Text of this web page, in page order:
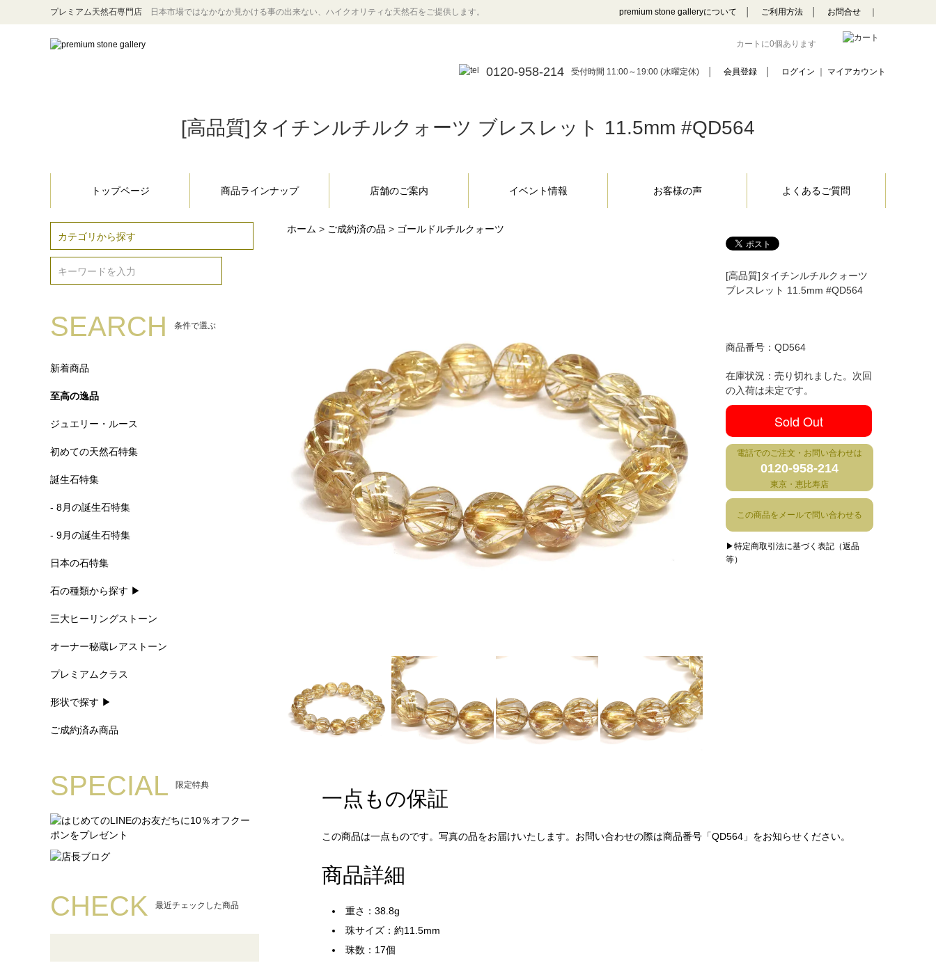
プレミアム天然石専門店 日本市場ではなかなか見かける事の出来ない、ハイクオリティな天然石をご提供します。 premium stone galleryについて ご利用方法 お問合せ
カートに0個あります
0120-958-214 受付時間 11:00～19:00 (水曜定休) 会員登録 ログイン ｜ マイアカウント
[高品質]タイチンルチルクォーツ ブレスレット 11.5mm #QD564
トップページ 商品ラインナップ 店舗のご案内 イベント情報 お客様の声 よくあるご質問
SEARCH 条件で選ぶ
新着商品
至高の逸品
ジュエリー・ルース
初めての天然石特集
誕生石特集
- 8月の誕生石特集
- 9月の誕生石特集
日本の石特集
石の種類から探す ▶
三大ヒーリングストーン
オーナー秘蔵レアストーン
プレミアムクラス
形状で探す ▶
ご成約済み商品
SPECIAL 限定特典
CHECK 最近チェックした商品
ホーム > ご成約済の品 > ゴールドルチルクォーツ
[高品質]タイチンルチルクォーツ
ブレスレット 11.5mm #QD564
商品番号： QD564
在庫状況：売り切れました。次回
の入荷は未定です。
Sold Out
電話でのご注文・お問い合わせは
0120-958-214
東京・恵比寿店
この商品をメールで問い合わせる
▶特定商取引法に基づく表記（返品
等）
一点もの保証
この商品は一点ものです。写真の品をお届けいたします。お問い合わせの際は商品番号「QD564」をお知らせください。
商品詳細
重さ：38.8g
珠サイズ：約11.5mm
珠数：17個